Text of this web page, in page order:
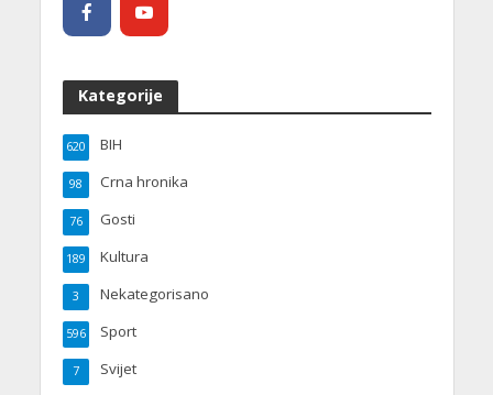
Kategorije
BIH
620
Crna hronika
98
Gosti
76
Kultura
189
Nekategorisano
3
Sport
596
Svijet
7